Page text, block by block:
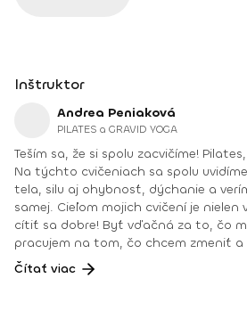
Inštruktor
Andrea Peniaková
PILATES a GRAVID YOGA
Teším sa, že si spolu zacvičíme! Pilates, Joga a Gravid joga.
Na týchto cvičeniach sa spolu
tela, silu aj ohybnosť, dýchanie a
samej. Cieľom mojich cvičení je
cítiť sa dobre! Byť vďačná za to, čo
pracujem na tom, čo chcem zmeniť a zlepšiť.
Teším sa na teba na online lekciách vo
Fitshaker podcaste! Taktiež osobne
Čítať viac